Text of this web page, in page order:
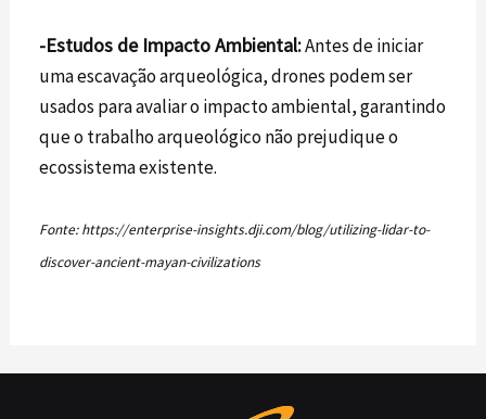
-Estudos de Impacto Ambiental:Antes de iniciar
uma escavação arqueológica,drones podem ser
usados para avaliar o impacto ambiental, garantindo
que o trabalho arqueológico não prejudique o
ecossistema existente.
Fonte:https://enterprise-insights.dji.com/blog/utilizing-lidar-to-
discover-ancient-mayan-civilizations